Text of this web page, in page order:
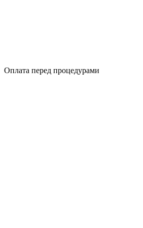
Оплата перед процедурами